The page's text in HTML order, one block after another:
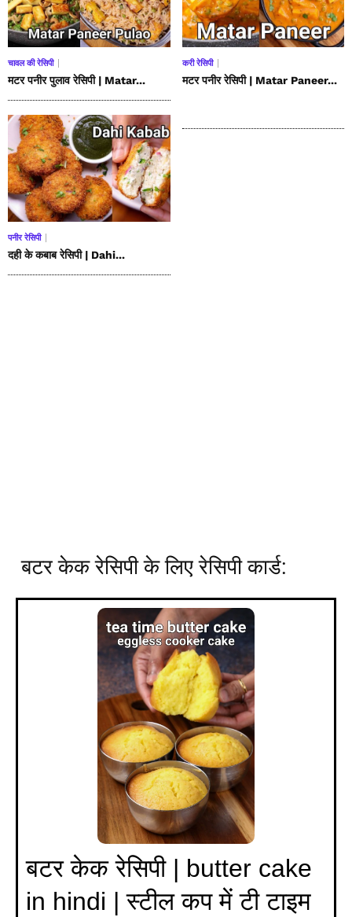
चावल की रेसिपी
मटर पनीर पुलाव रेसिपी | Matar...
करी रेसिपी
मटर पनीर रेसिपी | Matar Paneer...
पनीर रेसिपी
दही के कबाब रेसिपी | Dahi...
बटरकेक रेसिपी के लिए रेसिपी कार्ड:
बटर केक रेसिपी | butter cake
in hindi | स्टील कप में टी टाइम